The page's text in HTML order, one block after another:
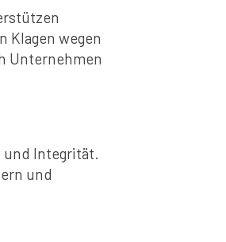
Klagen wegen
Unternehmen
und Integrität.
und